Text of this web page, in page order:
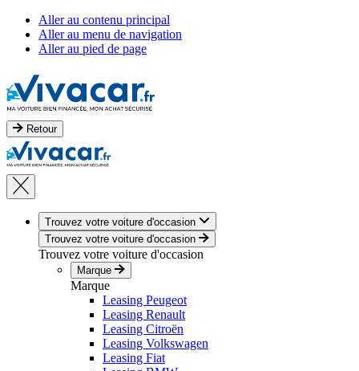
Aller au contenu principal
Aller au menu de navigation
Aller au pied de page
Retour
Trouvez votre voiture d'occasion
Trouvez votre voiture d'occasion
Trouvez votre voiture d'occasion
Marque
Marque
Leasing Peugeot
Leasing Renault
Leasing Citroën
Leasing Volkswagen
Leasing Fiat